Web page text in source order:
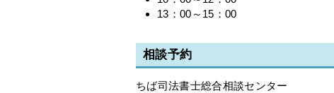
13：00～15：00
相談予約
ちば司法書士総合相談センター